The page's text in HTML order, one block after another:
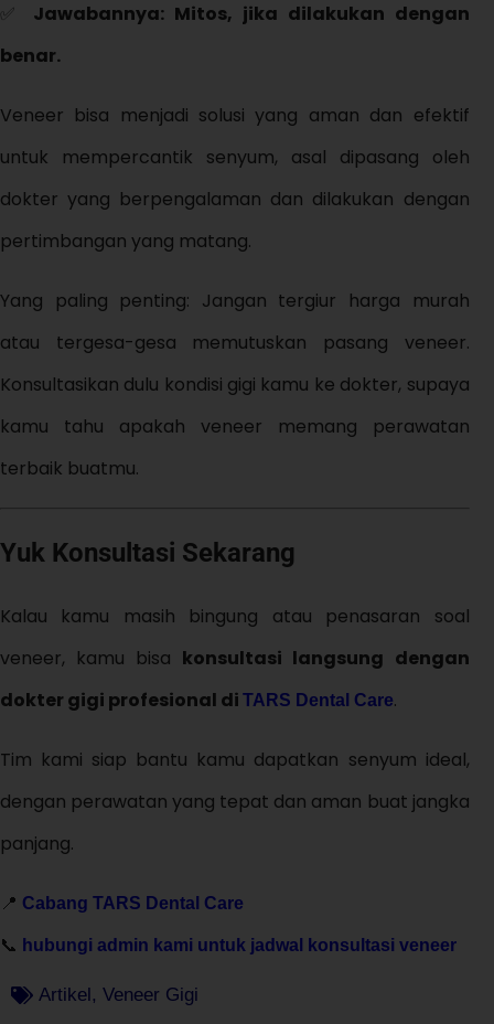
✅ Jawabannya: Mitos, jika dilakukan dengan
benar.
Veneer bisa menjadi solusi yang aman dan efektif
untuk mempercantik senyum, asal dipasang oleh
dokter yang berpengalaman dan dilakukan dengan
pertimbangan yang matang.
Yang paling penting: Jangan tergiur harga murah
atau tergesa-gesa memutuskan pasang veneer.
Konsultasikan dulu kondisi gigi kamu ke dokter, supaya
kamu tahu apakah veneer memang perawatan
terbaik buatmu.
Yuk Konsultasi Sekarang
Kalau kamu masih bingung atau penasaran soal
veneer, kamu bisa konsultasi langsung dengan
dokter gigi profesional di TARS Dental Care.
Tim kami siap bantu kamu dapatkan senyum ideal,
dengan perawatan yang tepat dan aman buat jangka
panjang.
📍 Cabang TARS Dental Care
📞 hubungi admin kami untuk jadwal konsultasi veneer
Artikel, Veneer Gigi